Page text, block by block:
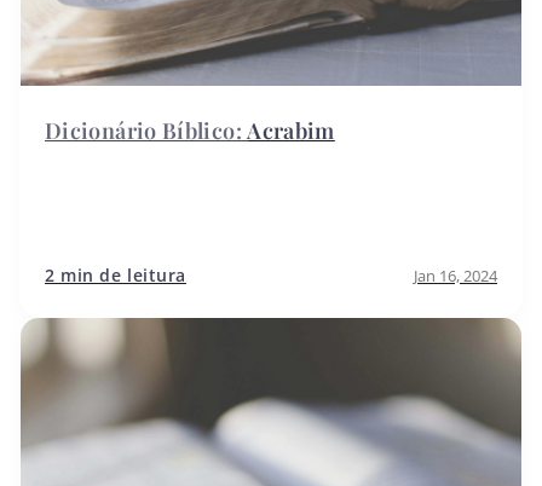
Acrabim
2 min de leitura Jan 16, 2024